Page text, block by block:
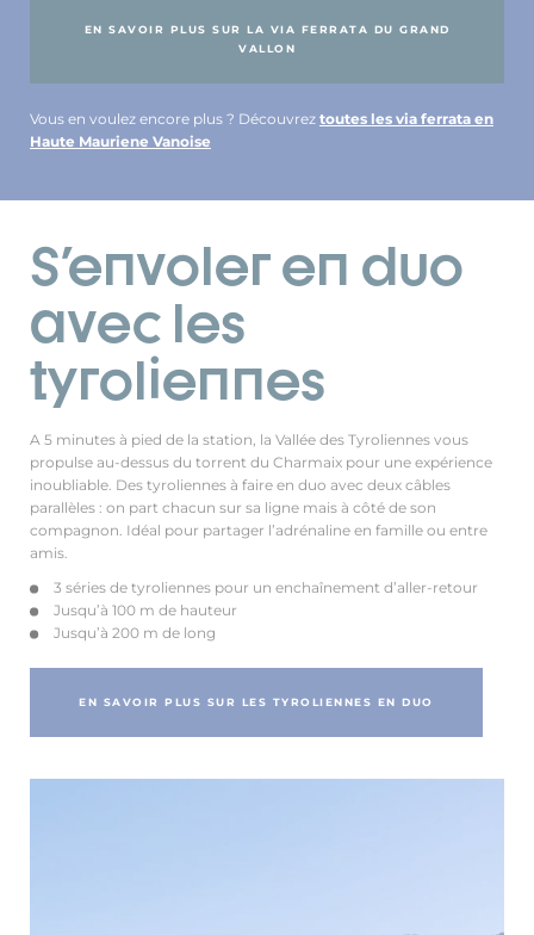
EN SAVOIR PLUS SUR LA VIA FERRATA DU GRAND
VALLON
Vous en voulez encore plus ? Découvrez toutes les via ferrata en
Haute Mauriene Vanoise
S'envoler en duo
avec les
tyroliennes
A 5 minutes à pied de la station, la Vallée des Tyroliennes vous
propulse au-dessus du torrent du Charmaix pour une expérience
inoubliable. Des tyroliennes à faire en duo avec deux câbles
parallèles : on part chacun sur sa ligne mais à côté de son
compagnon. Idéal pour partager l’adrénaline en famille ou entre
amis.
3 séries de tyroliennes pour un enchaînement d’aller-retour
Jusqu’à 100 m de hauteur
Jusqu’à 200 m de long
EN SAVOIR PLUS SUR LES TYROLIENNES EN DUO